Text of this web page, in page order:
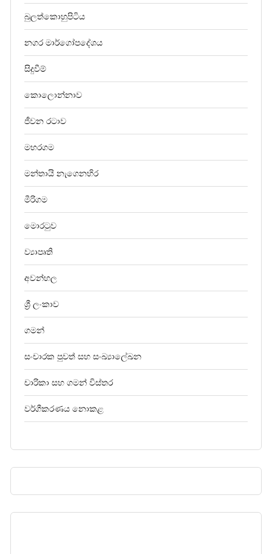
බුලත්කොහුපිටිය
නගර මාර්ගෝපදේශය
සිදුවීම්
කොලොන්නාව
ජීවන රටාව
මහරගම
මන්තායි නැගෙනහිර
මීරිගම
මොරටුව
ව්‍යාපෘති
අවන්හල
ශ්‍රී ලංකාව
ගමන්
සංචාරක පුවත් සහ සංඛ්‍යාලේඛන
චාරිකා සහ ගමන් විස්තර
වර්ගීකරණය නොකළ